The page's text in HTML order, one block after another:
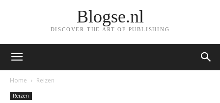
Blogse.nl
DISCOVER THE ART OF PUBLISHING
Home Reizen
Reizen